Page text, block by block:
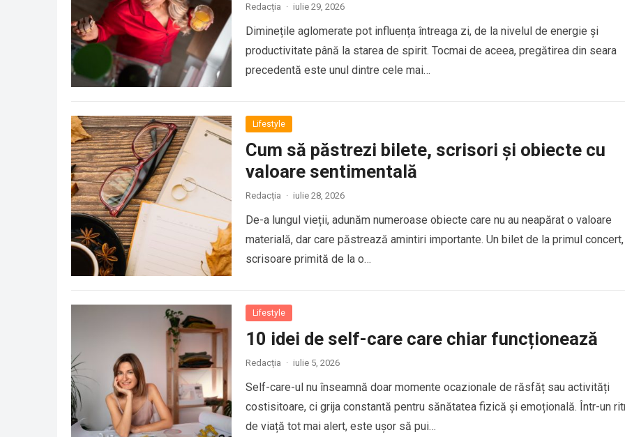
Redacția · iulie 29, 2026
Diminețile aglomerate pot influența întreaga zi, de la nivelul de energie și
productivitate până la starea de spirit. Tocmai de aceea, pregătirea din seara
precedentă este unul dintre cele mai…
Lifestyle
Cum să păstrezi bilete, scrisori și obiecte cu
valoare sentimentală
Redacția · iulie 28, 2026
De-a lungul vieții, adunăm numeroase obiecte care nu au neapărat o valoare
materială, dar care păstrează amintiri importante. Un bilet de la primul
scrisoare primită de la o…
Lifestyle
10 idei de self-care care chiar funcționează
Redacția · iulie 5, 2026
Self-care-ul nu înseamnă doar momente ocazionale de răsfăț sau activități
costisitoare, ci grija constantă pentru sănătatea fizică și emoțională. Într-un
de viață tot mai alert, este ușor să pui…